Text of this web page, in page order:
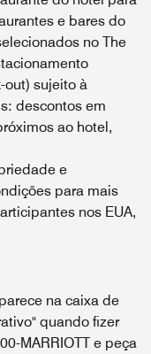
e bares do
no The
out) sujeito à
descontos em
ao hotel,
e
para mais
nos EUA,
na caixa de
quando fizer
MARRIOTT e peça